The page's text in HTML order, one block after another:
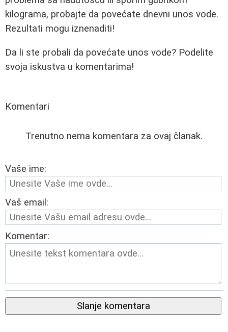
kilograma, probajte da povećate dnevni unos vode.
Rezultati mogu iznenaditi!
Da li ste probali da povećate unos vode? Podelite
svoja iskustva u komentarima!
Komentari
Trenutno nema komentara za ovaj članak.
Vaše ime:
Vaš email:
Komentar:
Slanje komentara